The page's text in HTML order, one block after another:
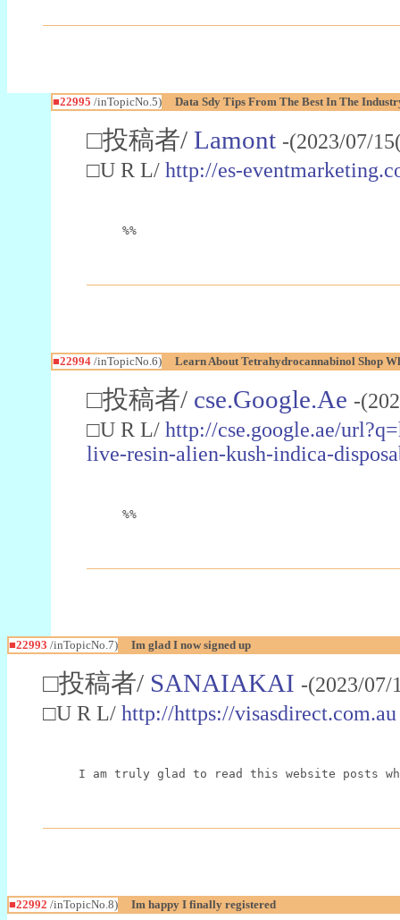
■22995 /inTopicNo.5) Data Sdy Tips From The Best In The
□投稿者/ Lamont -(2023/07/
□U R L/ http://es-
%%
■22994/inTopicNo.6) Learn About Tetrahydrocannabinol Shop
□投稿者/ cse.Google.Ae -
□U R L/ http://cse.google.ae/
live-resin-alien-kush-indica-
%%
■22993 /inTopicNo.7) Im glad I now signed up
□投稿者/ SANAIAKAI -(2023/
□U R L/ http://https://visasdirect.com.au
I am truly glad to read this website posts
■22992 /inTopicNo.8) Im happy I finally registered